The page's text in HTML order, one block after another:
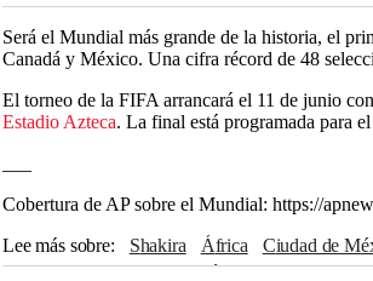
Será el Mundial más grande de la historia, el
Canadá y México. Una cifra récord de 48
El torneo de la FIFA arrancará el 11 de junio
Estadio Azteca. La final está programada para
Cobertura de AP sobre el Mundial: https://
Lee más sobre
Shakira África Ciudad de
Brasil
Estados Unidos México FIFA